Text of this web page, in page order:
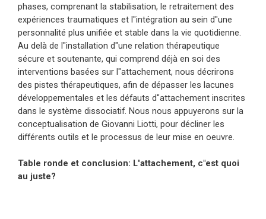
phases, comprenant la stabilisation, le retraitement des
expériences traumatiques et l"intégration au sein d"une
personnalité plus unifiée et stable dans la vie quotidienne.
Au delà de l"installation d"une relation thérapeutique
sécure et soutenante, qui comprend déjà en soi des
interventions basées sur l"attachement, nous décrirons
des pistes thérapeutiques, afin de dépasser les lacunes
développementales et les défauts d"attachement inscrites
dans le système dissociatif. Nous nous appuyerons sur la
conceptualisation de Giovanni Liotti, pour décliner les
différents outils et le processus de leur mise en oeuvre.
Table ronde et conclusion: L"attachement, c"est quoi
au juste?